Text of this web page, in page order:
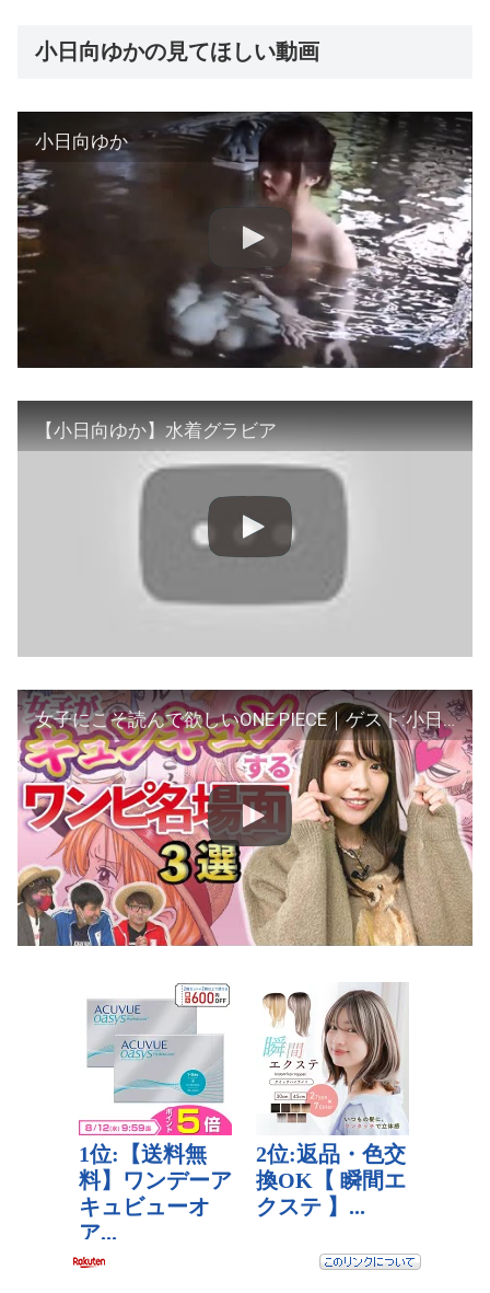
小日向ゆかの見てほしい動画
小日向ゆか
【小日向ゆか】水着グラビア
女子にこそ読んで欲しいONE PIECE｜ゲスト:小日向ゆか【仲間がいるよTube!!!! 第28話】